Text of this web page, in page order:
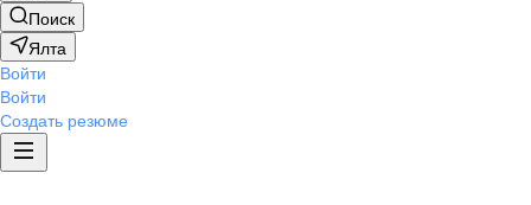
Поиск
Ялта
Войти
Войти
Создать резюме